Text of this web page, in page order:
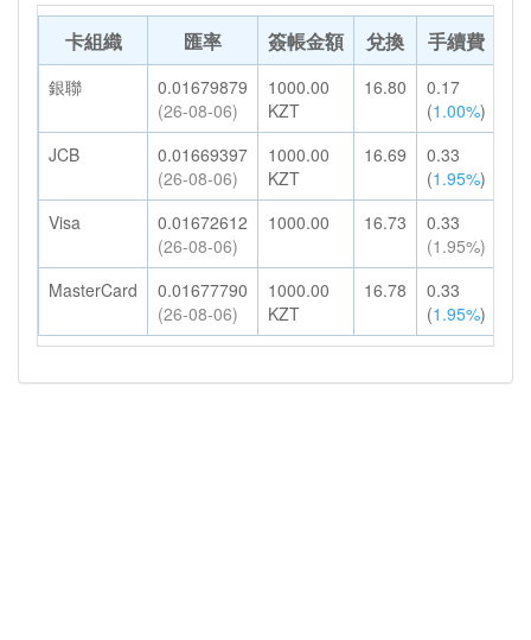
卡組織 匯率 簽帳金額 兌換 手續費
銀聯
0.01679879
(26-08-06)
1000.00
KZT
16.80
0.17
(1.00%)
JCB
0.01669397
(26-08-06)
1000.00
KZT
16.69
0.33
(1.95%)
Visa
0.01672612
(26-08-06)
1000.00 16.73
0.33
(1.95%)
MasterCard
0.01677790
(26-08-06)
1000.00
KZT
16.78
0.33
(1.95%)